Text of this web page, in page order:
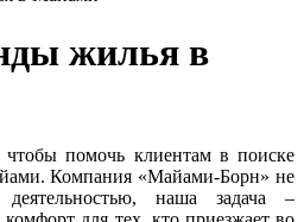
жилья в
чтобы помочь клиентам в поиске
Компания «Майами-Борн» не
деятельностью, наша задача –